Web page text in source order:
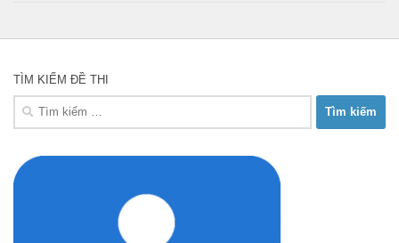
TÌM KIẾM ĐỀ THI
Tìm